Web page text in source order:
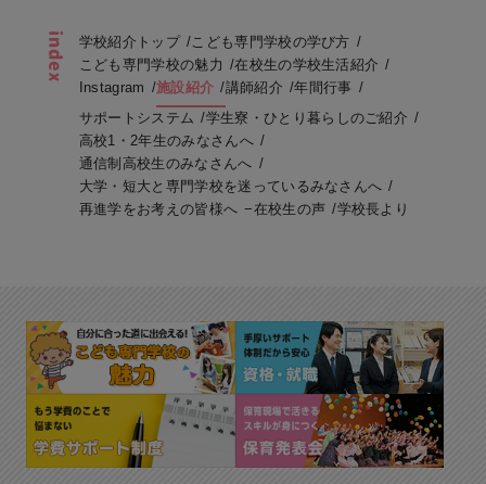
学校紹介トップ
こども専門学校の学び方
こども専門学校の魅力
在校生の学校生活紹介
Instagram
施設紹介 講師紹介
年間行事
サポートシステム
学生寮・ひとり暮らしのご紹介
高校1・2年生のみなさんへ
通信制高校生のみなさんへ
大学・短大と専門学校を迷っているみなさんへ
再進学をお考えの皆様へ
在校生の声 学校長より